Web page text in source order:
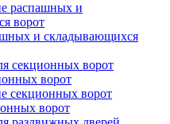
распашных и
ворот
и складывающихся
секционных ворот
ворот
секционных ворот
ворот